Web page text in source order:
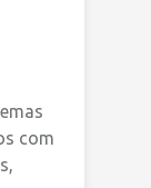
com